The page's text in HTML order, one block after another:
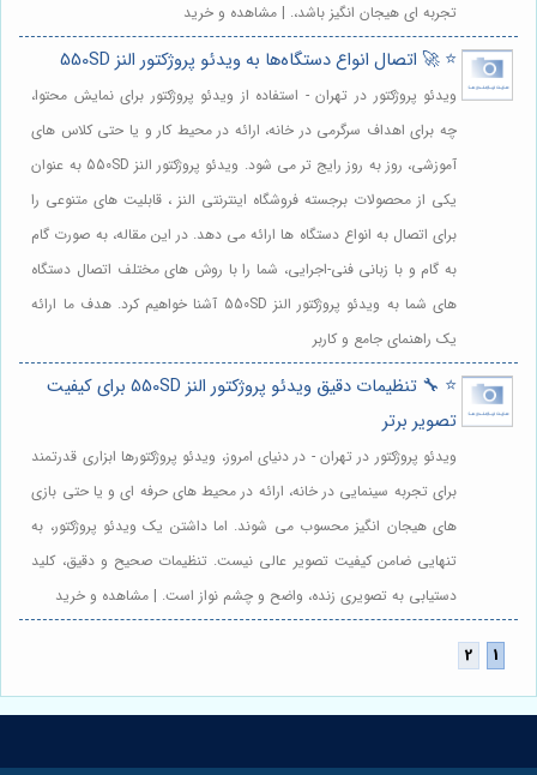
تجربه ای هیجان انگیز باشد،. | مشاهده و خرید
⭐️ 🚀 اتصال انواع دستگاه‌ها به ویدئو پروژکتور النز 550SD
ویدئو پروژکتور در تهران - استفاده از ویدئو پروژکتور برای نمایش محتوا،
چه برای اهداف سرگرمی در خانه، ارائه در محیط کار و یا حتی کلاس های
آموزشی، روز به روز رایج تر می شود. ویدئو پروژکتور النز 550SD به عنوان
یکی از محصولات برجسته فروشگاه اینترنتی النز ، قابلیت های متنوعی را
برای اتصال به انواع دستگاه ها ارائه می دهد. در این مقاله، به صورت گام
به گام و با زبانی فنی-اجرایی، شما را با روش های مختلف اتصال دستگاه
های شما به ویدئو پروژکتور النز 550SD آشنا خواهیم کرد. هدف ما ارائه
یک راهنمای جامع و کاربر
⭐️ 🔧 تنظیمات دقیق ویدئو پروژکتور النز 550SD برای کیفیت
تصویر برتر
ویدئو پروژکتور در تهران - در دنیای امروز، ویدئو پروژکتورها ابزاری قدرتمند
برای تجربه سینمایی در خانه، ارائه در محیط های حرفه ای و یا حتی بازی
های هیجان انگیز محسوب می شوند. اما داشتن یک ویدئو پروژکتور، به
تنهایی ضامن کیفیت تصویر عالی نیست. تنظیمات صحیح و دقیق، کلید
دستیابی به تصویری زنده، واضح و چشم نواز است. | مشاهده و خرید